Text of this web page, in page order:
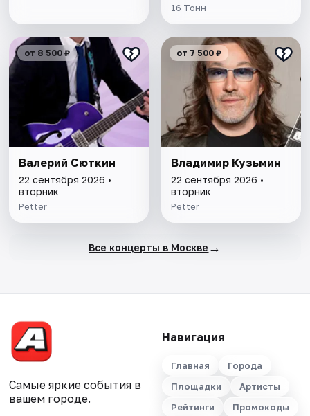
16 Тонн
от 8 500 ₽
Валерий Сюткин
22 сентября 2026 •
вторник
Petter
от 7 500 ₽
Владимир Кузьмин
22 сентября 2026 •
вторник
Petter
Все концерты в Москве →
Самые яркие события в
вашем городе.
Навигация
Главная
Города
Площадки
Артисты
Рейтинги
Промокоды